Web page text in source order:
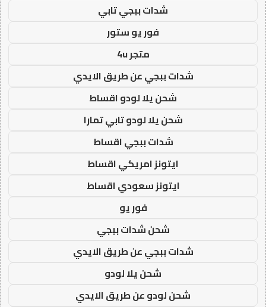
شدات ببجي تابي
فور يو ستور
متجر 4u
شدات ببجي عن طريق الايدي
شحن يلا لودو اقساط
شحن يلا لودو تابي تمارا
شدات ببجي اقساط
ايتونز امريكي اقساط
ايتونز سعودي اقساط
فور يو
شحن شدات ببجي
شدات ببجي عن طريق الايدي
شحن يلا لودو
شحن لودو عن طريق الايدي